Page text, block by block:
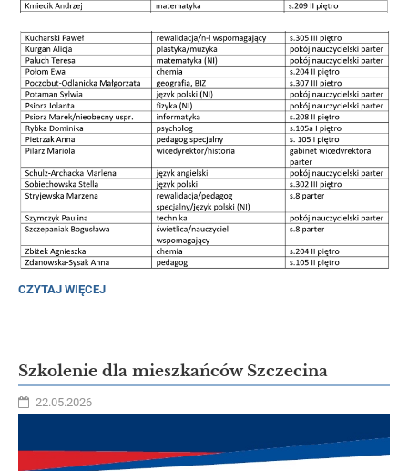
SPOTKANIA
CZYTAJ WIĘCEJ
Szkolenie dla mieszkańców Szczecina
22.05.2026